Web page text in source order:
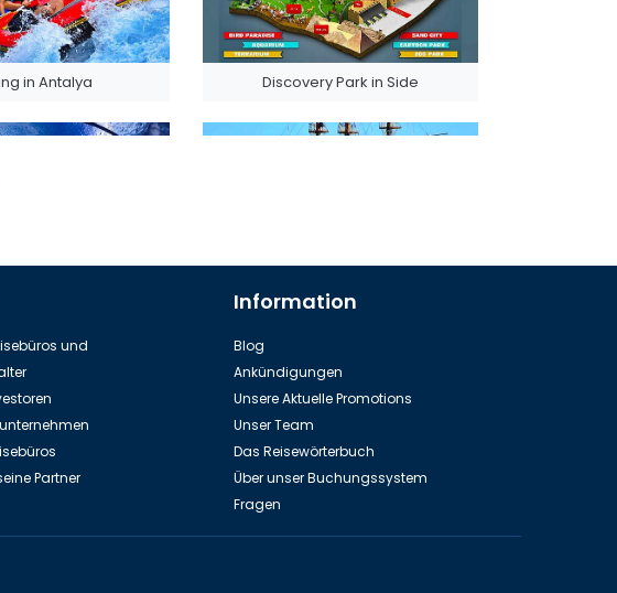
in Antalya Discovery Park in Side
in Stadt Antalya Yacht Tour (Gruppe)
Festung Individuelles Angeln
und
Partner
Information
Blog
Ankündigungen
Unsere Aktuelle Promotions
Unser Team
Das Reisewörterbuch
Über unser Buchungssystem
Fragen